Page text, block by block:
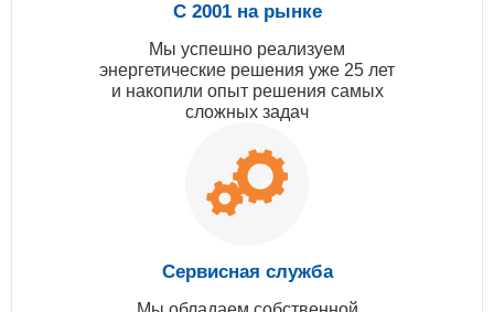
С 2001 на рынке
Мы успешно реализуем
энергетические решения уже 25 лет
и накопили опыт решения самых
сложных задач
Сервисная служба